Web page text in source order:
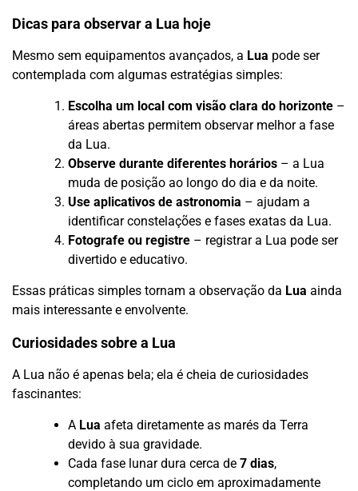
Dicas para observar a Lua hoje
Mesmo sem equipamentos avançados, a Lua pode ser
contemplada com algumas estratégias simples:
Escolha um local com visão clara do horizonte –
áreas abertas permitem observar melhor a fase
da Lua.
Observe durante diferentes horários – a Lua
muda de posição ao longo do dia e da noite.
Use aplicativos de astronomia – ajudam a
identificar constelações e fases exatas da Lua.
Fotografe ou registre – registrar a Lua pode ser
divertido e educativo.
Essas práticas simples tornam a observação da Lua ainda
mais interessante e envolvente.
Curiosidades sobre a Lua
A Lua não é apenas bela; ela é cheia de curiosidades
fascinantes:
A Lua afeta diretamente as marés da Terra
devido à sua gravidade.
Cada fase lunar dura cerca de 7 dias,
completando um ciclo em aproximadamente